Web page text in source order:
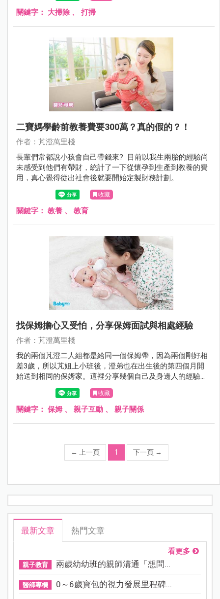
關鍵字： 大掃除 、 打掃
二寶媽學齡前教養費要300萬？真的假的？！
作者：芃澄萬里棧
長輩們常都說小孩會自己帶錢來? 目前以我生兩胎的經驗尚
未感受到他們有帶財，統計了一下從懷孕到生產到教養的費
用，真心覺得從出社會後就要開始定製財務計劃。
收藏
關鍵字： 教養 、 教育
找保姆擔心又受怕，分享保姆面試與相處經驗
作者：芃澄萬里棧
我的兩個芃澄二人組都是給同一個保姆帶，因為兩個剛好相
差3歲，所以芃姐上小班後，澄弟也在出生後的第四個月開
始送到相同的保姆家。這裡分享幾個自己及身邊人的經驗提
供未來有需求的媽媽參考。
收藏
關鍵字： 保姆、 親子互動 、 親子關係
← 上一頁 1 下一頁 →
最新文章 熱門文章
看更多
親子教育 兩歲幼幼班的親師溝通「想問...
醫師專欄 0～6歲寶包的視力發展里程碑...